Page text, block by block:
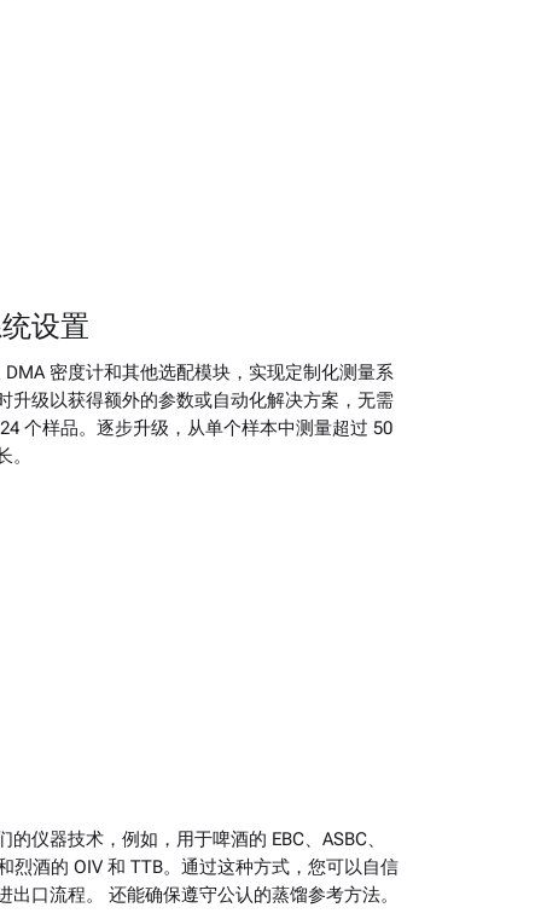
设置
密度计和其他选配模块，实现定制化测量系
升级以获得额外的参数或自动化解决方案，无需
个样品。逐步升级，从单个样本中测量超过 50
仪器技术，例如，用于啤酒的 EBC、ASBC、
烈酒的 OIV 和 TTB。通过这种方式，您可以自信
出口流程。 还能确保遵守公认的蒸馏参考方法。